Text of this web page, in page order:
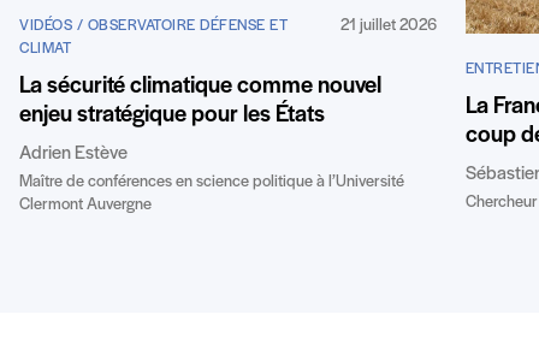
VIDÉOS / OBSERVATOIRE DÉFENSE ET
CLIMAT
21 juillet 2026
La sécurité climatique comme nouvel
enjeu stratégique pour les États
Adrien Estève
Maître de conférences en science politique à l’Université
Clermont Auvergne
La
coup